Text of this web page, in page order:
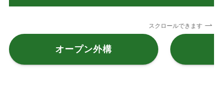
スクロールできます
オープン外構